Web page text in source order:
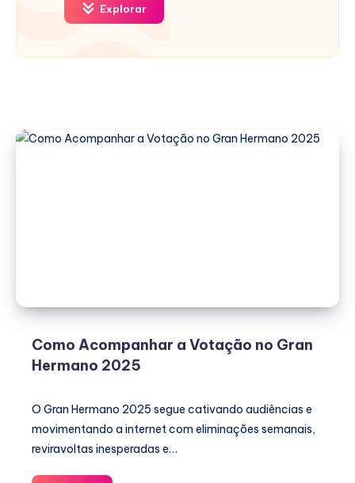
Explorar
Como Acompanhar a Votação no Gran
Hermano 2025
O Gran Hermano 2025 segue cativando audiências e
movimentando a internet com eliminações semanais,
reviravoltas inesperadas e…